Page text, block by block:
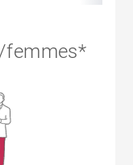
femmes*